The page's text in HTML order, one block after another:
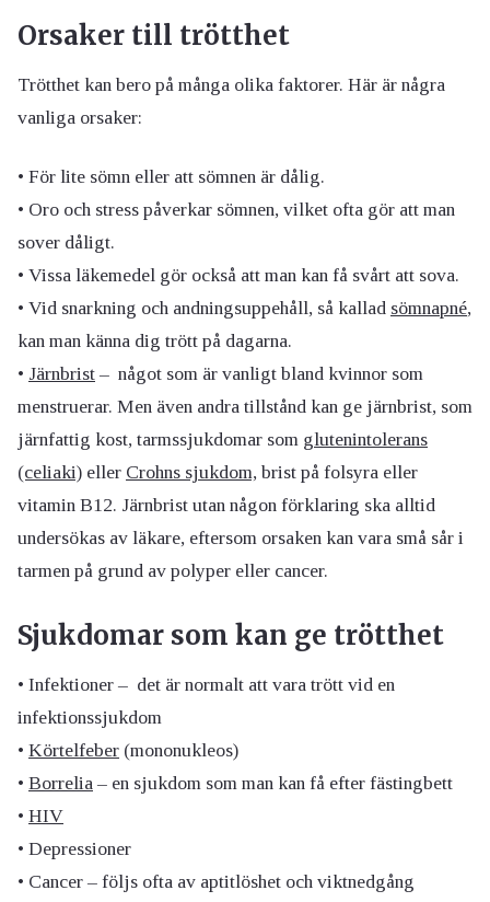
Orsaker till trötthet
Trötthet kan bero på många olika faktorer. Här är några
vanliga orsaker:
• För lite sömn eller att sömnen är dålig.
• Oro och stress påverkar sömnen, vilket ofta gör att man
sover dåligt.
• Vissa läkemedel gör också att man kan få svårt att sova.
• Vid snarkning och andningsuppehåll, så kallad sömnapné,
kan man känna dig trött på dagarna.
• Järnbrist – något som är vanligt bland kvinnor som
menstruerar. Men även andra tillstånd kan ge järnbrist, som
järnfattig kost, tarmssjukdomar som glutenintolerans
(celiaki) eller Crohns sjukdom, brist på folsyra eller
vitamin B12. Järnbrist utan någon förklaring ska alltid
undersökas av läkare, eftersom orsaken kan vara små sår i
tarmen på grund av polyper eller cancer.
Sjukdomar som kan ge trötthet
• Infektioner – det är normalt att vara trött vid en
infektionssjukdom
• Körtelfeber (mononukleos)
• Borrelia – en sjukdom som man kan få efter fästingbett
• HIV
• Depressioner
• Cancer – följs ofta av aptitlöshet och viktnedgång